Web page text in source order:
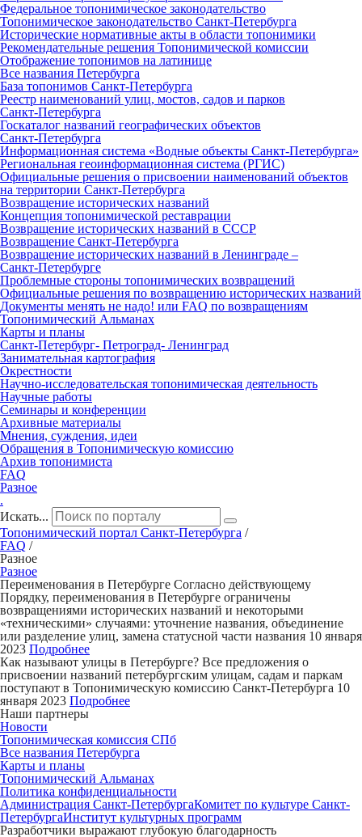
Федеральное топонимическое законодательство
Топонимическое законодательство Санкт‑Петербурга
Исторические нормативные акты в области топонимики
Рекомендательные решения Топонимической комиссии
Отображение топонимов на латинице
Все названия Петербурга
База топонимов Санкт‑Петербурга
Реестр наименований улиц, мостов, садов и парков
Санкт‑Петербурга
Госкаталог названий географических объектов
Санкт‑Петербурга
Информационная система «Водные объекты Санкт‑Петербурга»
Региональная геоинформационная система (РГИС)
Официальные решения о присвоении наименований объектов
на территории Санкт‑Петербурга
Возвращение исторических названий
Концепция топонимической реставрации
Возвращение исторических названий в СССР
Возвращение Санкт‑Петербурга
Возвращение исторических названий в Ленинграде –
Санкт‑Петербурге
Проблемные стороны топонимических возвращений
Официальные решения по возвращению исторических названий
Документы менять не надо! или FAQ по возвращениям
Топонимический Альманах
Карты и планы
Санкт‑Петербург‑ Петроград‑ Ленинград
Занимательная картография
Окрестности
Научно‑исследовательская топонимическая деятельность
Научные работы
Семинары и конференции
Архивные материалы
Мнения, суждения, идеи
Обращения в Топонимическую комиссию
Архив топонимиста
FAQ
Разное
.
Искать...
Топонимический портал Санкт-Петербурга /
FAQ /
Разное
Разное
Переименования в Петербурге Согласно действующему
Порядку, переименования в Петербурге ограничены
возвращениями исторических названий и некоторыми
«техническими» случаями: уточнение названия, объединение
или разделение улиц, замена статусной части названия 10 января
2023 Подробнее
Как называют улицы в Петербурге? Все предложения о
присвоении названий петербургским улицам, садам и паркам
поступают в Топонимическую комиссию Санкт-Петербурга 10
января 2023 Подробнее
Наши партнеры
Новости
Топонимическая комиссия СПб
Все названия Петербурга
Карты и планы
Топонимический Альманах
Политика конфиденциальности
Администрация Санкт-ПетербургаКомитет по культуре Санкт-
ПетербургаИнститут культурных программ
Разработчики выражают глубокую благодарность